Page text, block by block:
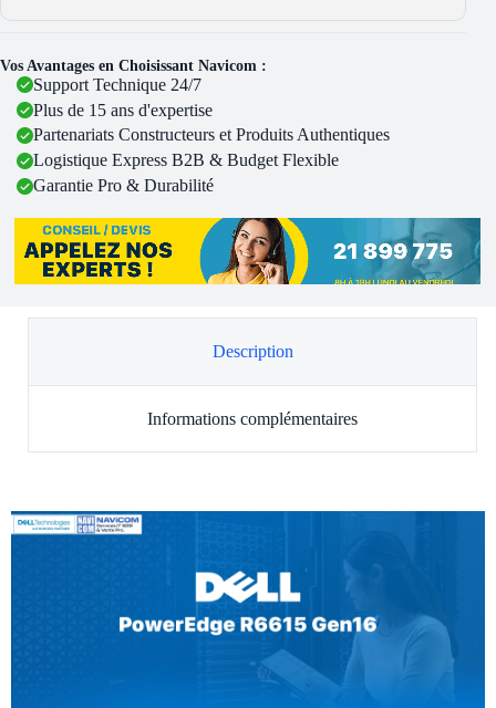
Vos Avantages en Choisissant Navicom :
Support Technique 24/7
Plus de 15 ans d'expertise
Partenariats Constructeurs et Produits Authentiques
Logistique Express B2B & Budget Flexible
Garantie Pro & Durabilité
Description
Informations complémentaires